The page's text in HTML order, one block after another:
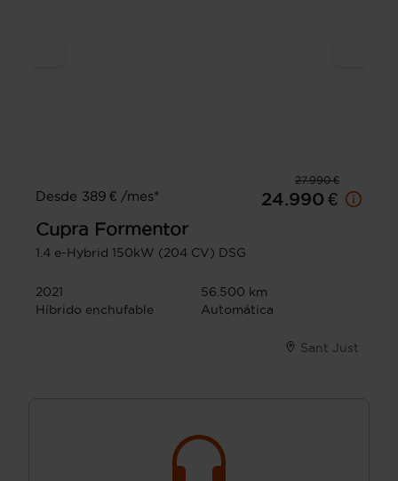
27.990 €
Desde 389 € /mes*
24.990 €
Cupra Formentor
1.4 e-Hybrid 150kW (204 CV) DSG
2021
56.500 km
Híbrido enchufable
Automática
Sant Just